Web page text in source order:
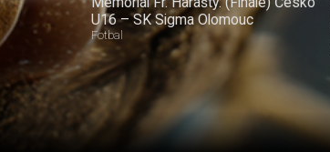
U16 – SK Sigma Olomouc
Fotbal